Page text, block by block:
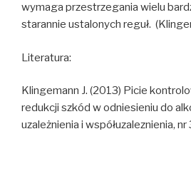
wymaga przestrzegania wielu
starannie ustalonych reguł.
Literatura:
Klingemann J. (2013) Picie
redukcji szkód w odniesieniu do
uzależnienia i współuzaleznienia, nr